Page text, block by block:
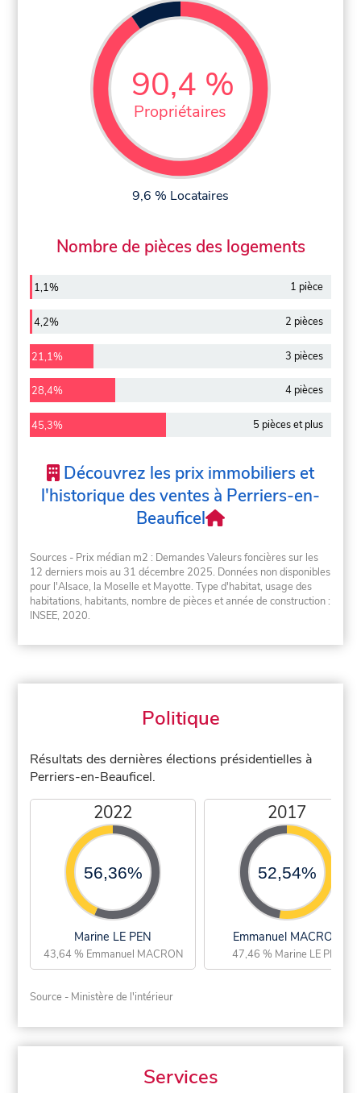
90,4 %
Propriétaires
9,6 % Locataires
Nombre de pièces des logements
1,1% 1 pièce
4,2% 2 pièces
21,1% 3 pièces
28,4% 4 pièces
45,3% 5 pièces et plus
Découvrez les prix immobiliers et
l'historique des ventes à Perriers-en-
Beauficel
Sources - Prix médian m2 : Demandes Valeurs foncières sur les
12 derniers mois au 31 décembre 2025. Données non disponibles
pour l'Alsace, la Moselle et Mayotte. Type d'habitat, usage des
habitations, habitants, nombre de pièces et année de construction :
INSEE, 2020.
Politique
Résultats des dernières élections présidentielles à
Perriers-en-Beauficel.
2022
56,36%
Marine LE PEN
43,64 % Emmanuel MACRON
2017
52,54%
Emmanuel MACRON
47,46 % Marine LE PEN
Source - Ministère de l'intérieur
Services